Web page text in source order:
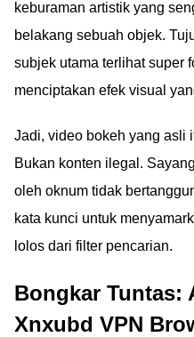
keburaman artistik yang
belakang sebuah objek.
subjek utama terlihat super
menciptakan efek visual
Jadi, video bokeh yang asli
Bukan konten ilegal.
oleh oknum tidak
kata kunci untuk
lolos dari filter pencarian.
Bongkar Tuntas:
Xnxubd VPN